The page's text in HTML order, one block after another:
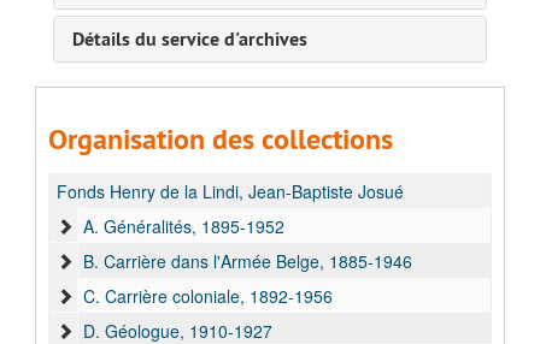
Détails du service d'archives
Organisation des collections
Fonds Henry de la Lindi, Jean-Baptiste Josué
A. Généralités, 1895-1952
B. Carrière dans l'Armée Belge, 1885-1946
C. Carrière coloniale, 1892-1956
D. Géologue, 1910-1927